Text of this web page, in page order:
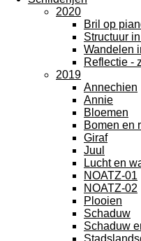
2020
Bril op
Structuur
Wandelen
Reflectie -
2019
Annechien
Annie
Bloemen
Bomen en
Giraf
Juul
Lucht en
NOATZ-01
NOATZ-02
Plooien
Schaduw
Schaduw